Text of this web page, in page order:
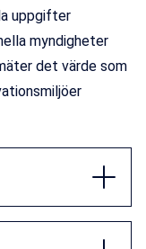
uppgifter
myndigheter
det värde som